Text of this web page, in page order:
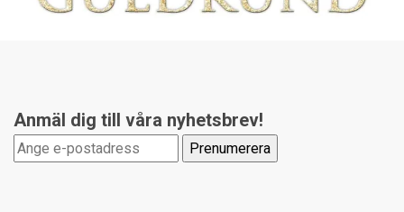
Anmäl dig till våra nyhetsbrev!